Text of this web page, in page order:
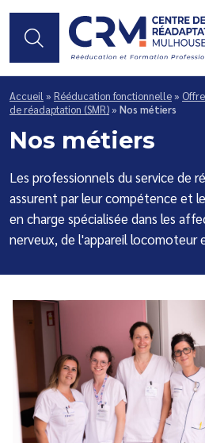
Je suis...
Accueil » Rééducation fonctionnelle»
de réadaptation (SMR)» Nos métiers
Nos métiers
Les professionnels du service de
assurent par leur compétence et
en charge spécialisée dans les
nerveux, de l'appareil locomoteur